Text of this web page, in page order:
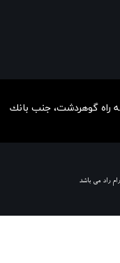
راه گوهردشت، جنب بانك
راد مي باشد